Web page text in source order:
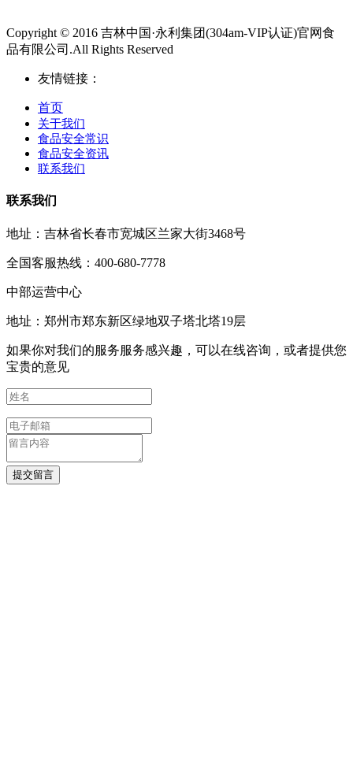
Copyright © 2016 吉林中国·永利集团(304am-VIP认证)官网食
品有限公司.All Rights Reserved
友情链接：
首页
关于我们
食品安全常识
食品安全资讯
联系我们
联系我们
地址：吉林省长春市宽城区兰家大街3468号
全国客服热线：400-680-7778
中部运营中心
地址：郑州市郑东新区绿地双子塔北塔19层
如果你对我们的服务服务感兴趣，可以在线咨询，或者提供您
宝贵的意见
提交留言